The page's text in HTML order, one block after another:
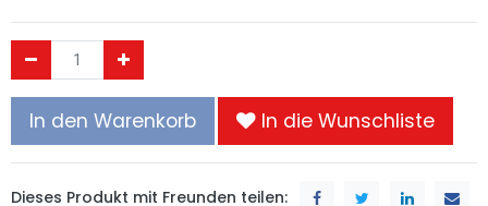
In den Warenkorb In die Wunschliste
Dieses Produkt mit Freunden teilen: